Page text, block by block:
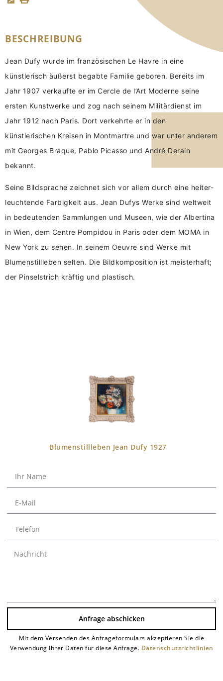
BESCHREIBUNG
Jean Dufy wurde im französischen Le Havre in eine
künstlerisch äußerst begabte Familie geboren. Bereits im
Jahr 1907 verkaufte er im Cercle de l’Art Moderne seine
ersten Kunstwerke und zog nach seinem Militärdienst im
Jahr 1912 nach Paris. Dort verkehrte er in den
künstlerischen Kreisen in Montmartre und war unter anderem
mit Georges Braque, Pablo Picasso und André Derain
bekannt.
Seine Bildsprache zeichnet sich vor allem durch eine heiter-
leuchtende Farbigkeit aus. Jean Dufys Werke sind weltweit
in bedeutenden Sammlungen und Museen, wie der Albertina
in Wien, dem Centre Pompidou in Paris oder dem MOMA in
New York zu sehen. In seinem Oeuvre sind Werke mit
Blumenstillleben selten. Die Bildkomposition ist meisterhaft;
der Pinselstrich kräftig und plastisch.
Blumenstillleben Jean Dufy 1927
Anfrage abschicken
Alternative:
Mit dem Versenden des Anfrageformulars akzeptieren Sie die
Verwendung Ihrer Daten für diese Anfrage. Datenschutzrichtlinien